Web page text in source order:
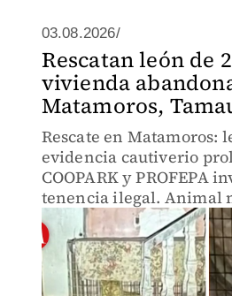
03.08.2026/
Rescatan león de
vivienda
Matamoros,
Rescate en Matamoros:
evidencia cautiverio
COOPARK y PROFEPA
tenencia ilegal. Animal
cómo fauna silvestre es
frontera.